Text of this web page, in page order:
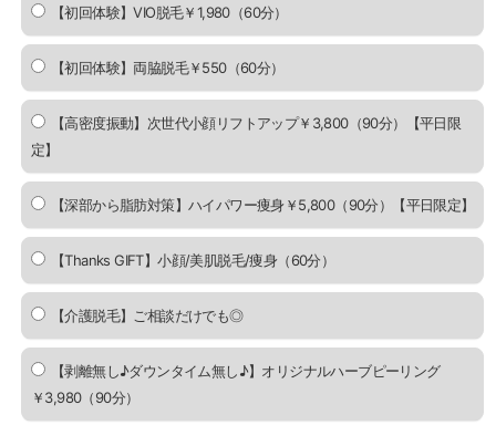
【初回体験】VIO脱毛￥1,980（60分）
【初回体験】両脇脱毛￥550（60分）
【高密度振動】次世代小顔リフトアップ￥3,800（90分）【平日限
定】
【深部から脂肪対策】ハイパワー痩身￥5,800（90分）【平日限定】
【Thanks GIFT】小顔/美肌脱毛/痩身（60分）
【介護脱毛】ご相談だけでも◎
【剥離無し♪ダウンタイム無し♪】オリジナルハーブピーリング
￥3,980（90分）